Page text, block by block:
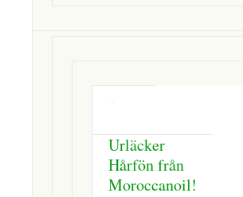
Urläcker
Hårfön från
Moroccanoil!